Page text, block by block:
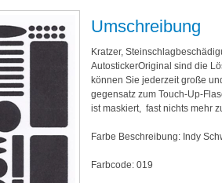
Umschreibung
Kratzer,
AutostickerOriginal sind die
können Sie jederzeit große
gegensatz zum Touch-Up-
ist maskiert, fast nichts mehr
Farbe Beschreibung: Indy
Farbcode: 019